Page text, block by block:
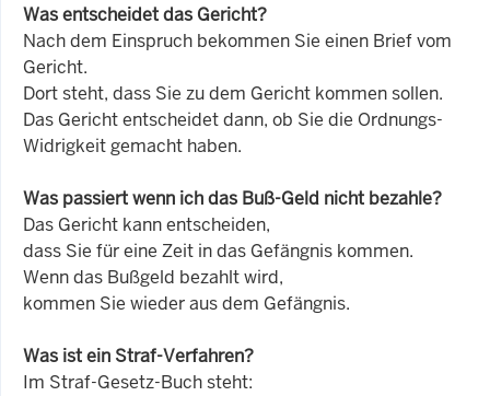
Was entscheidet das Gericht?
Nach dem Einspruch bekommen Sie einen Brief vom
Gericht.
Dort steht, dass Sie zu dem Gericht kommen sollen.
Das Gericht entscheidet dann, ob Sie die Ordnungs-
Widrigkeit gemacht haben.
Was passiert wenn ich das Buß-Geld nicht bezahle?
Das Gericht kann entscheiden,
dass Sie für eine Zeit in das Gefängnis kommen.
Wenn das Bußgeld bezahlt wird,
kommen Sie wieder aus dem Gefängnis.
Was ist ein Straf-Verfahren?
Im Straf-Gesetz-Buch steht: